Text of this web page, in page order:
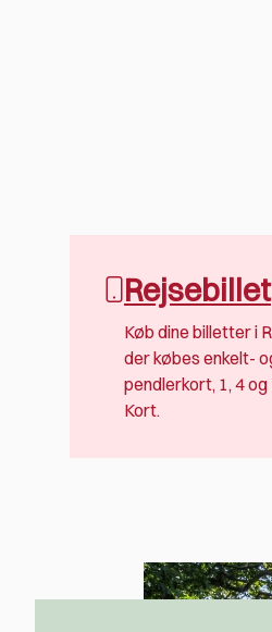
Rejsebillet
Køb dine billetter i
der købes enkelt-
pendlerkort, 1, 4
Kort.